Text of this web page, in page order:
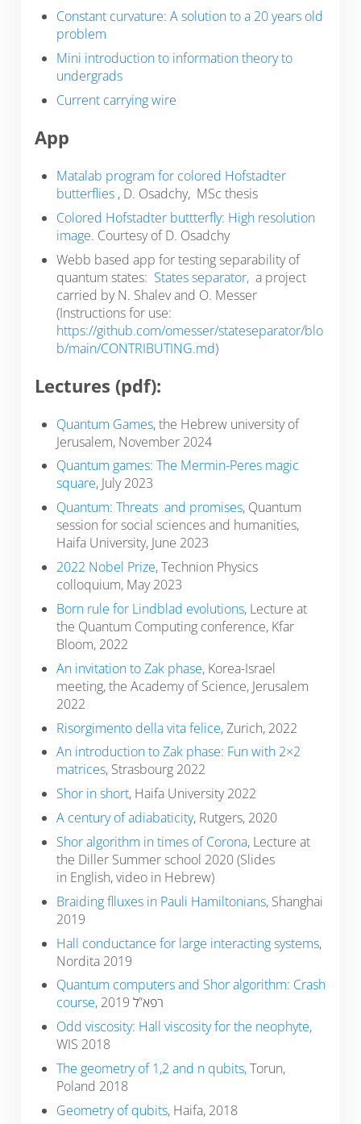
Constant curvature: A solution to a 20 years old
problem
Mini introduction to information theory to
undergrads
Current carrying wire
App
Matalab program for colored Hofstadter
butterflies , D. Osadchy, MSc thesis
Colored Hofstadter buttterfly: High resolution
image. Courtesy of D. Osadchy
Webb based app for testing separability of
quantum states: States separator, a project
carried by N. Shalev and O. Messer
(Instructions for use:
https://github.com/omesser/stateseparator/blo
b/main/CONTRIBUTING.md)
Lectures (pdf):
Quantum Games, the Hebrew university of
Jerusalem, November 2024
Quantum games: The Mermin-Peres magic
square, July 2023
Quantum: Threats and promises, Quantum
session for social sciences and humanities,
Haifa University, June 2023
2022 Nobel Prize, Technion Physics
colloquium, May 2023
Born rule for Lindblad evolutions, Lecture at
the Quantum Computing conference, Kfar
Bloom, 2022
An invitation to Zak phase, Korea-Israel
meeting, the Academy of Science, Jerusalem
2022
Risorgimento della vita felice, Zurich, 2022
An introduction to Zak phase: Fun with 2×2
matrices, Strasbourg 2022
Shor in short, Haifa University 2022
A century of adiabaticity, Rutgers, 2020
Shor algorithm in times of Corona, Lecture at
the Diller Summer school 2020 (Slides
in English, video in Hebrew)
Braiding flluxes in Pauli Hamiltonians, Shanghai
2019
Hall conductance for large interacting systems,
Nordita 2019
Quantum computers and Shor algorithm: Crash
course
, רפא”ל 2019
Odd viscosity: Hall viscosity for the neophyte,
WIS 2018
The geometry of 1,2 and n qubits,Torun,
Poland 2018
Geometry of qubits, Haifa, 2018